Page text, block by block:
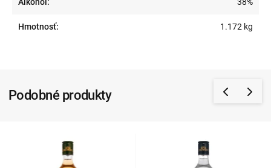
Hmotnosť: 1.172 kg
Podobné produkty